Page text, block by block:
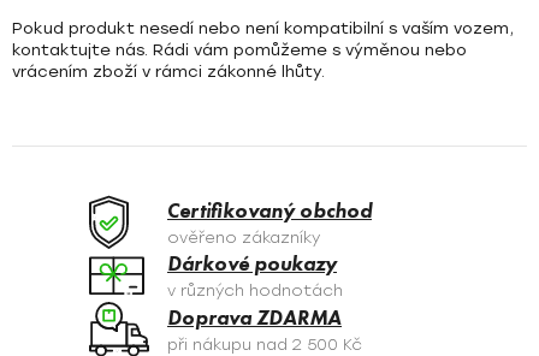
Pokud produkt nesedí nebo není kompatibilní s vaším vozem,
kontaktujte nás. Rádi vám pomůžeme s výměnou nebo
vrácením zboží v rámci zákonné lhůty.
Certifikovaný obchod
ověřeno zákazníky
Dárkové poukazy
v různých hodnotách
Doprava ZDARMA
při nákupu nad 2 500 Kč